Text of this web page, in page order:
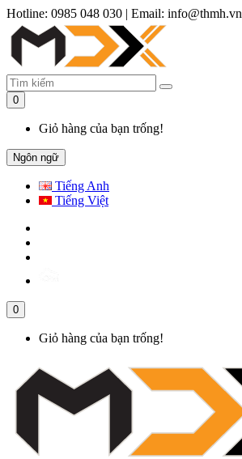
Hotline: 0985 048 030 | Email: info@thmh.vn
0
Giỏ hàng của bạn trống!
Ngôn ngữ
Tiếng Anh
Tiếng Việt
0
Giỏ hàng của bạn trống!